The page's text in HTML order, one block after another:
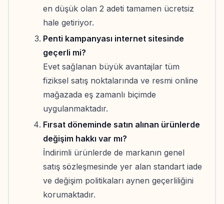
en düşük olan 2 adeti tamamen ücretsiz
hale getiriyor.
Penti kampanyası internet sitesinde
geçerli mi?
Evet sağlanan büyük avantajlar tüm
fiziksel satış noktalarında ve resmi online
mağazada eş zamanlı biçimde
uygulanmaktadır.
Fırsat döneminde satın alınan ürünlerde
değişim hakkı var mı?
İndirimli ürünlerde de markanın genel
satış sözleşmesinde yer alan standart iade
ve değişim politikaları aynen geçerliliğini
korumaktadır.